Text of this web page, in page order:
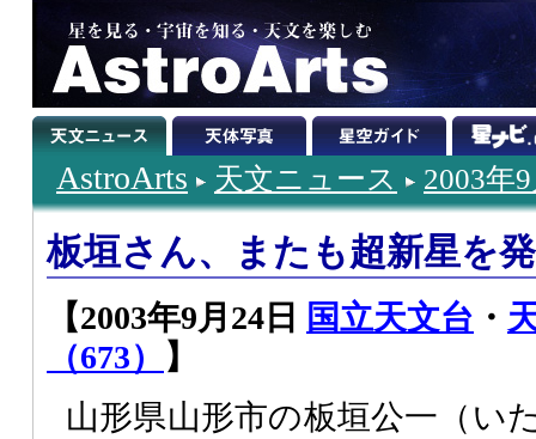
AstroArts 天文ニュース 2003年
板垣さん、またも超新星を
【2003年9月24日 国立天文台 ・
（673）
】
山形県山形市の板垣公一（い